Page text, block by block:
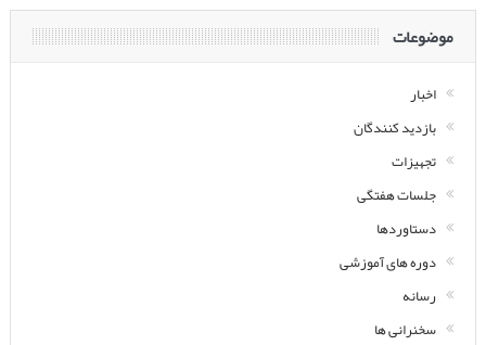
موضوعات
اخبار
بازدید کنندگان
تجهیزات
جلسات هفتگی
دستاوردها
دوره های آموزشی
رسانه
سخنرانی ها